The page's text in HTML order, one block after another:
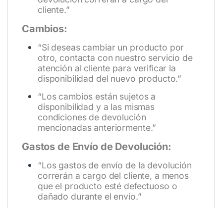
cliente.”
Cambios:
“Si deseas cambiar un producto por
otro, contacta con nuestro servicio de
atención al cliente para verificar la
disponibilidad del nuevo producto.”
“Los cambios están sujetos a
disponibilidad y a las mismas
condiciones de devolución
mencionadas anteriormente.”
Gastos de Envío de Devolución:
“Los gastos de envío de la devolución
correrán a cargo del cliente, a menos
que el producto esté defectuoso o
dañado durante el envío.”